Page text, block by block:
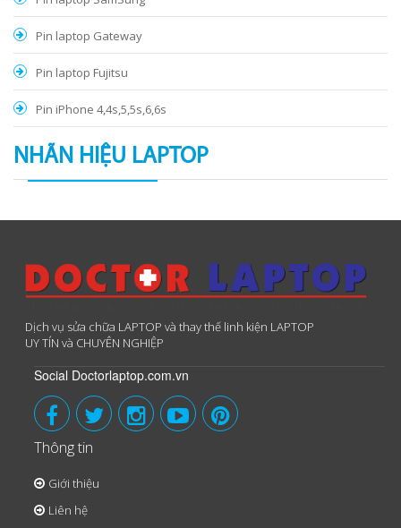
Pin laptop Gateway
Pin laptop Fujitsu
Pin iPhone 4,4s,5,5s,6,6s
NHÃN HIỆU LAPTOP
Dịch vụ sửa chữa LAPTOP và thay thế linh kiện LAPTOP
UY TÍN và CHUYÊN NGHIỆP
Social Doctorlaptop.com.vn
Thông tin
Giới thiệu
Liên hệ